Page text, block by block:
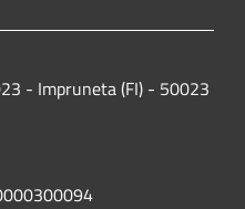
- Impruneta (FI) - 50023